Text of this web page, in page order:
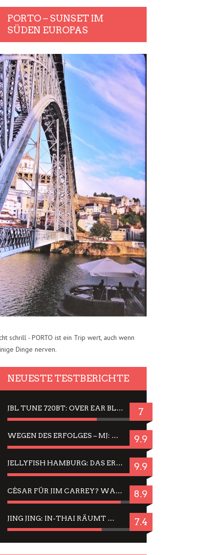
PORTO – SUNSET IM
SÜDEN EUROPAS
schrill - PORTO ist ein Trip wert, auch wenn
Dinge nerven.
NEUESTE TESTBERICHTE
JBL TUNE 720BT: OVER EAR BLUETOOTH KOPFHÖRER UM DIE 50,-€ IM DAUER-TEST 7
WEGEN DES ERFOLGES – MJ: MICHAEL JACKSON MUSICAL IN EINER MATINEE SEHEN 9.9
JELLYFISH HAMBURG: DAS ERFOLGREICHE SOMMER-MENÜ 2025 IN GEFÜHLEN UND BILDERN 9.9
CÉSAR FÜR JIM CARREY? WARUM DAS EINER DER NERVIGSTEN ACTORS IST UND BLEIBT 8.9
JING JING: IN-THAI RÄUMT WIEDER TITEL AB – EIN ZWEI-STUNDEN-ERLEBNISBERICHT 7.4